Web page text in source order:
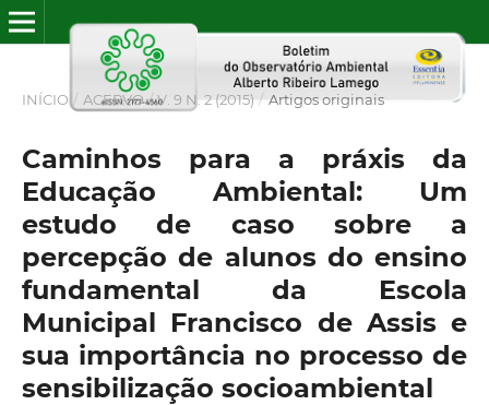
INÍCIO / ACERVO / V. 9 N. 2 (2015) / Artigos originais
Caminhos para a práxis da
Educação Ambiental: Um
estudo de caso sobre a
percepção de alunos do ensino
fundamental da Escola
Municipal Francisco de Assis e
sua importância no processo de
sensibilização socioambiental